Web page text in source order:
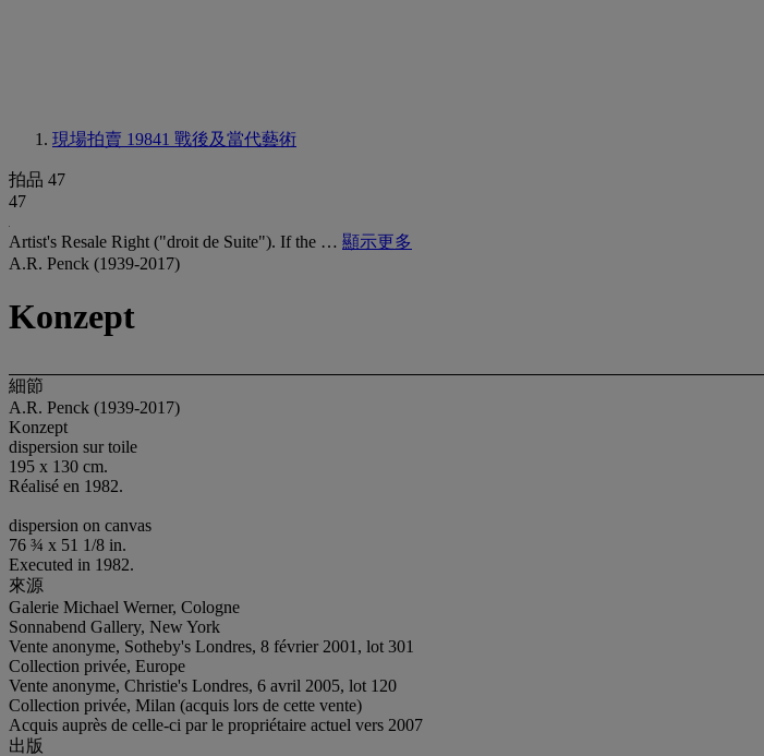
現場拍賣 19841 戰後及當代藝術
拍品 47
47
Artist's Resale Right ("droit de Suite"). If the … 顯示更多
A.R. Penck (1939-2017)
Konzept
細節
A.R. Penck (1939-2017)
Konzept
dispersion sur toile
195 x 130 cm.
Réalisé en 1982.
dispersion on canvas
76 ¾ x 51 1/8 in.
Executed in 1982.
來源
Galerie Michael Werner, Cologne
Sonnabend Gallery, New York
Vente anonyme, Sotheby's Londres, 8 février 2001, lot 301
Collection privée, Europe
Vente anonyme, Christie's Londres, 6 avril 2005, lot 120
Collection privée, Milan (acquis lors de cette vente)
Acquis auprès de celle-ci par le propriétaire actuel vers 2007
出版